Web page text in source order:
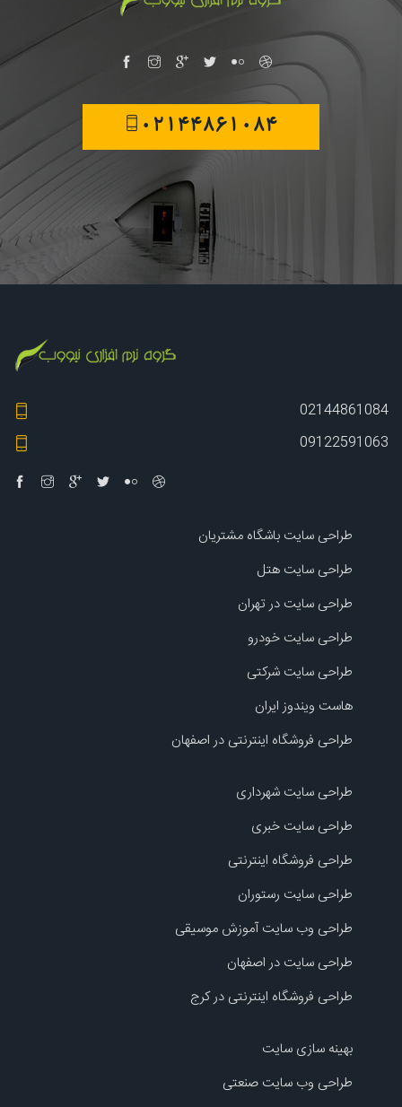
02144861084
02144861084
09122591063
طراحی سایت باشگاه مشتریان
طراحی سایت هتل
طراحی سایت در تهران
طراحی سایت خودرو
طراحی سایت شرکتی
هاست ویندوز ایران
طراحی فروشگاه اینترنتی در اصفهان
طراحی سایت شهرداری
طراحی سایت خبری
طراحی فروشگاه اینترنتی
طراحی سایت رستوران
طراحی وب سایت آموزش موسیقی
طراحی سایت در اصفهان
طراحی فروشگاه اینترنتی در کرج
بهینه سازی سایت
طراحی وب سایت صنعتی